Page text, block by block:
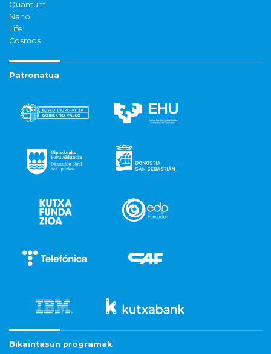
Quantum
Nano
Life
Cosmos
Patronatua
Bikaintasun programak